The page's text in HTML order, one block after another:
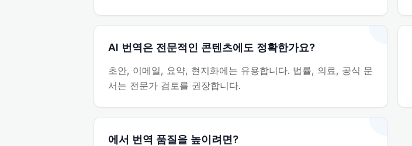
AI 번역은 전문적인 콘텐츠에도 정확한가요?
초안, 이메일, 요약, 현지화에는 유용합니다. 법률, 의료, 공식 문
서는 전문가 검토를 권장합니다.
에서 번역 품질을 높이려면?